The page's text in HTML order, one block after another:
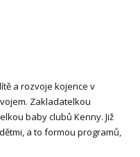
a rozvoje kojence v
Zakladatelkou
baby clubů Kenny. Již
a to formou programů,